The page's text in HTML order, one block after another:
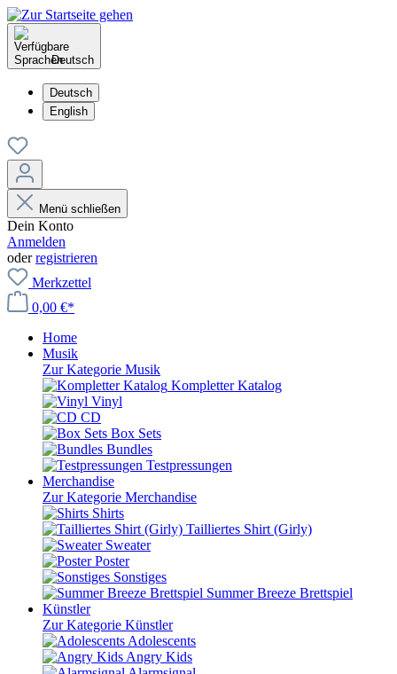
Deutsch
Deutsch
English
Menü schließen
Dein Konto
Anmelden
oderregistrieren
Merkzettel
0,00 €*
Home
Musik
Zur Kategorie Musik
Kompletter Katalog
Vinyl
CD
Box Sets
Bundles
Testpressungen
Merchandise
Zur Kategorie Merchandise
Shirts
Tailliertes Shirt (Girly)
Sweater
Poster
Sonstiges
Summer Breeze Brettspiel
Künstler
Zur Kategorie Künstler
Adolescents
Angry Kids